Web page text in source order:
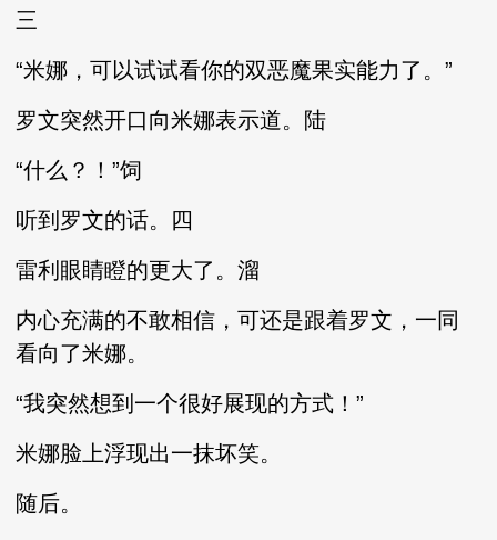
三
“米娜，可以试试看你的双恶魔果实能力了。”
罗文突然开口向米娜表示道。陆
“什么？！”饲
听到罗文的话。四
雷利眼睛瞪的更大了。溜
内心充满的不敢相信，可还是跟着罗文，一同
看向了米娜。
“我突然想到一个很好展现的方式！”
米娜脸上浮现出一抹坏笑。
随后。